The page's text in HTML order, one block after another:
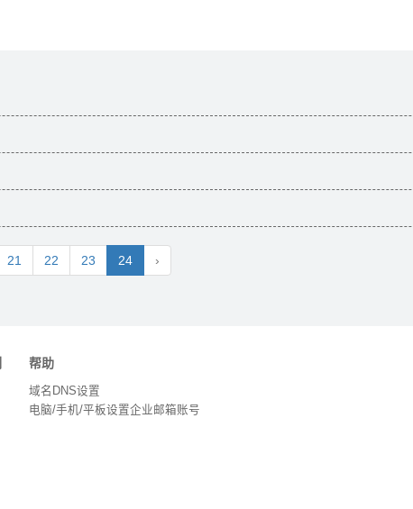
21 22 23 24 ›
帮助
域名DNS设置
电脑/手机/平板设置企业邮箱账号